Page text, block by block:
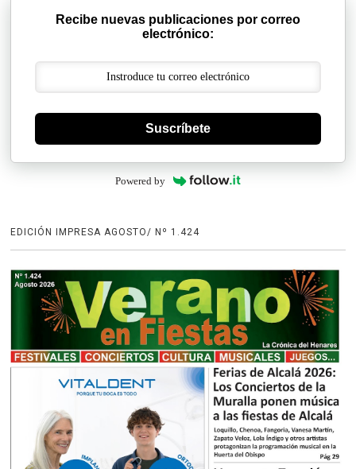
Recibe nuevas publicaciones por correo
electrónico:
Suscríbete
Powered by
EDICIÓN IMPRESA AGOSTO/ Nº 1.424